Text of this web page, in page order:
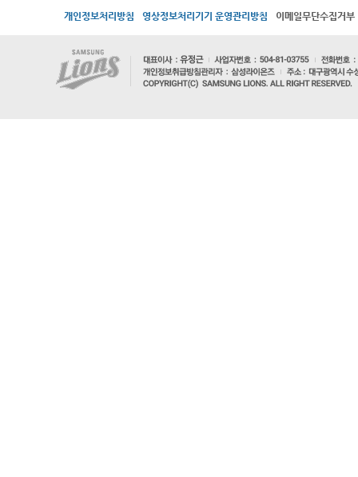
개인정보처리방침 영상정보처리기기 운영관리방침 이메일무단수집거부